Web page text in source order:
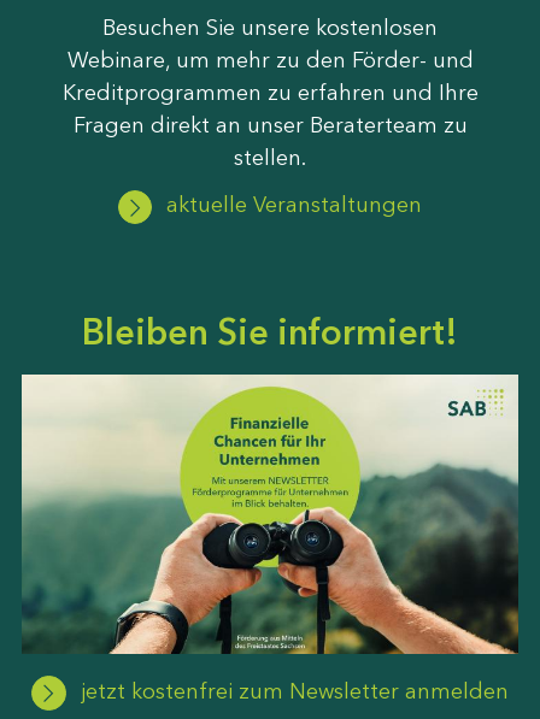
Besuchen Sie unsere kostenlosen
Webinare, um mehr zu den Förder- und
Kreditprogrammen zu erfahren und Ihre
Fragen direkt an unser Beraterteam zu
stellen.
aktuelle Veranstaltungen
Bleiben Sie informiert!
jetzt kostenfrei zum Newsletter anmelden